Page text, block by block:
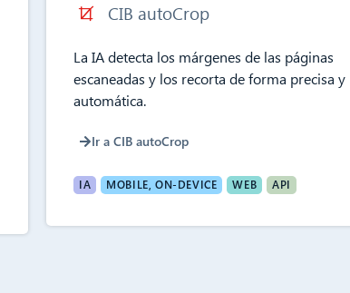
CIB autoCrop
La IA detecta los márgenes de las páginas
escaneadas y los recorta de forma precisa y
automática.
Ir a CIB autoCrop
IA MOBILE, ON-DEVICE WEB API